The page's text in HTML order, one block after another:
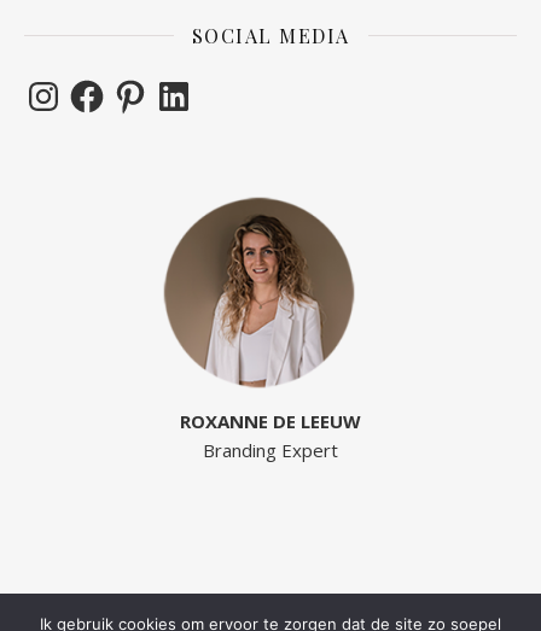
SOCIAL MEDIA
ROXANNE DE LEEUW
Branding Expert
Ik gebruik cookies om ervoor te zorgen dat de site zo soepel